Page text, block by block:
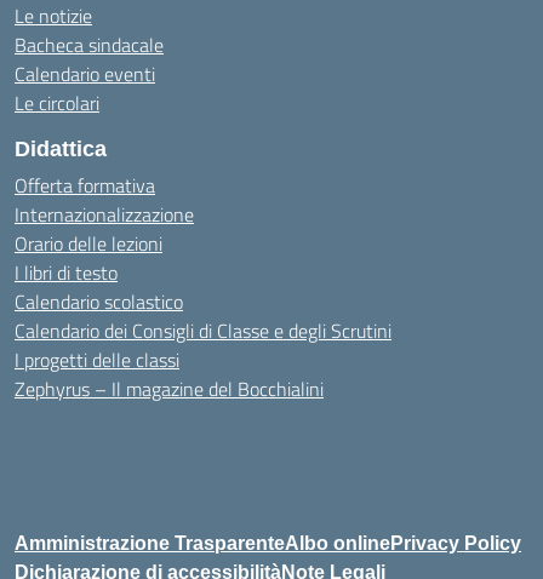
Le notizie
Bacheca sindacale
Calendario eventi
Le circolari
Didattica
Offerta formativa
Internazionalizzazione
Orario delle lezioni
I libri di testo
Calendario scolastico
Calendario dei Consigli di Classe e degli Scrutini
I progetti delle classi
Zephyrus – Il magazine del Bocchialini
Amministrazione TrasparenteAlbo onlinePrivacy Policy
Dichiarazione di accessibilitàNote Legali